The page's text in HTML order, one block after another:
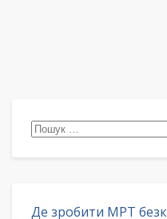
Пошук:
Де зробити МРТ